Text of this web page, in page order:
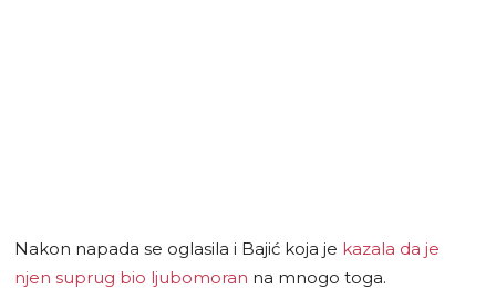
Nakon napada se oglasila i Bajić koja je kazala da je
njen suprug bio ljubomoran na mnogo toga.